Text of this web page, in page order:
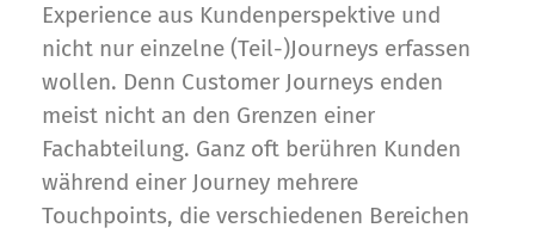
Experience aus Kundenperspektive und
nicht nur einzelne (Teil-)Journeys erfassen
wollen. Denn Customer Journeys enden
meist nicht an den Grenzen einer
Fachabteilung. Ganz oft berühren Kunden
während einer Journey mehrere
Touchpoints, die verschiedenen Bereichen